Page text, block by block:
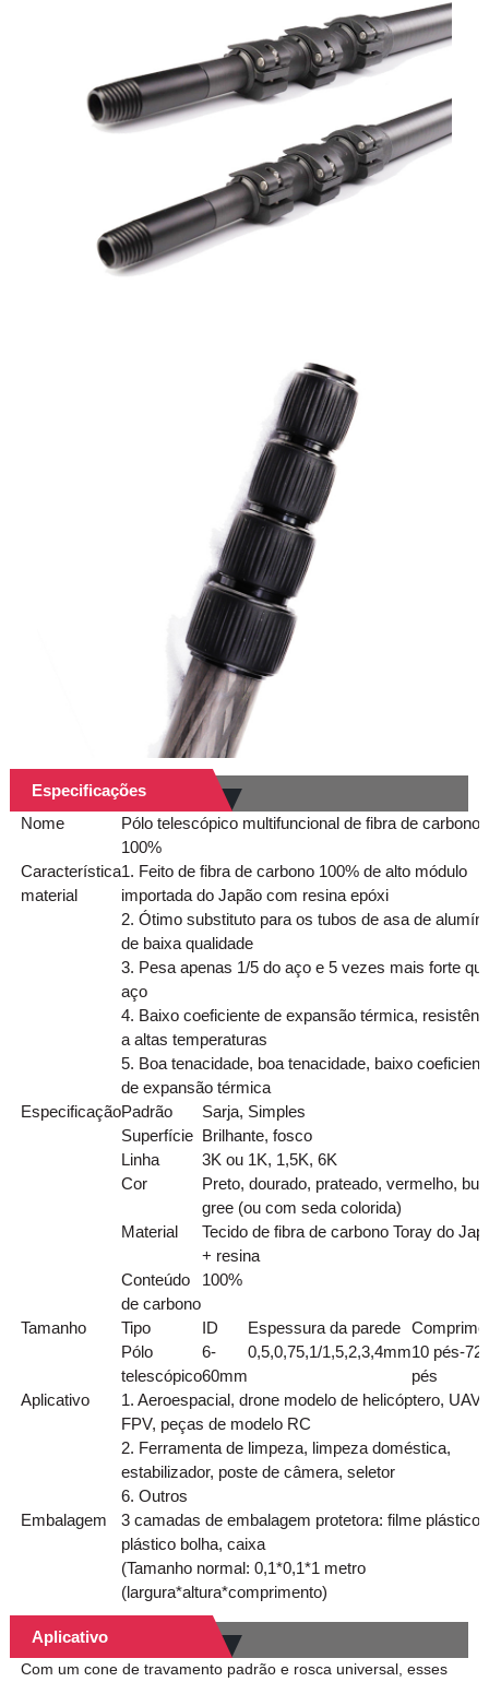
Especificações
Nome
Pólo telescópico multifuncional de fibra de carbono
100%
Característica
material
1. Feito de fibra de carbono 100% de alto módulo
importada do Japão com resina epóxi
2. Ótimo substituto para os tubos de asa de
de baixa qualidade
3. Pesa apenas 1/5 do aço e 5 vezes mais forte
aço
4. Baixo coeficiente de expansão térmica,
a altas temperaturas
5. Boa tenacidade, boa tenacidade, baixo
de expansão térmica
EspecificaçãoPadrão
Sarja, Simples
Superfície Brilhante, fosco
Linha
3K ou 1K, 1,5K, 6K
Cor
Preto, dourado, prateado, vermelho,
gree (ou com seda colorida)
Material
Tecido de fibra de carbono Toray do
+ resina
Conteúdo
de carbono
100%
Tamanho Tipo ID Espessura da parede
Pólo
telescópico
6-
60mm
0,5,0,75,1/1,5,2,3,4mm10 pés-72
pés
Aplicativo
1. Aeroespacial, drone modelo de helicóptero, UAV,
FPV, peças de modelo RC
2. Ferramenta de limpeza, limpeza doméstica,
estabilizador, poste de câmera, seletor
6. Outros
Embalagem
3 camadas de embalagem protetora: filme plástico,
plástico bolha, caixa
(Tamanho normal: 0,1*0,1*1 metro
(largura*altura*comprimento)
Aplicativo
Com um cone de travamento padrão e rosca universal, esses